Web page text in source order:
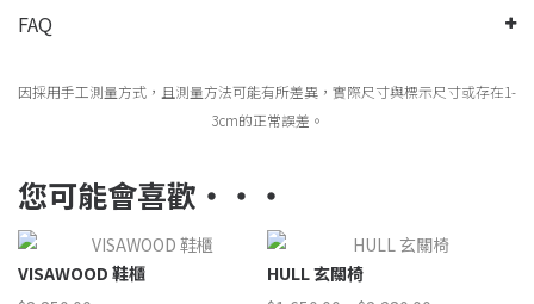
FAQ
因採用手工測量方式，且測量方法可能有所差異，實際尺寸與標示尺寸或存在1-
3cm的正常誤差。
您可能會喜歡‧‧‧
VISAWOOD 鞋櫃
HULL 玄關椅